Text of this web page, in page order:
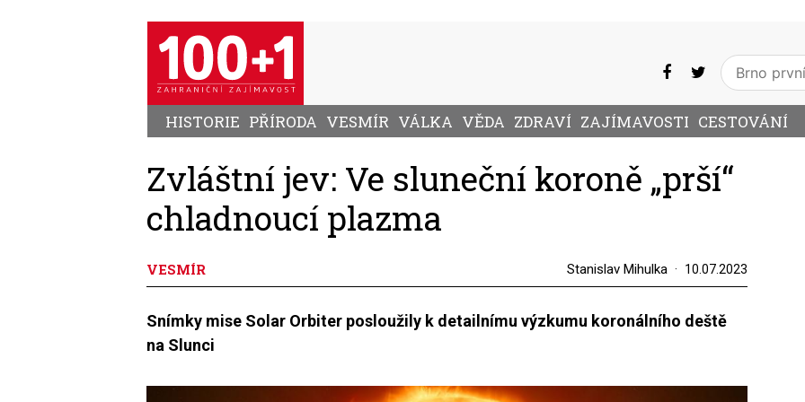
HISTORIE PŘÍRODA VESMÍR VÁLKA VĚDA ZDRAVÍ ZAJÍMAVOSTI CESTOVÁNÍ
Zvláštní jev: Ve sluneční koroně „prší“
chladnoucí plazma
VESMÍR Stanislav Mihulka 10.07.2023
Snímky mise Solar Orbiter posloužily k detailnímu výzkumu koronálního deště
na Slunci